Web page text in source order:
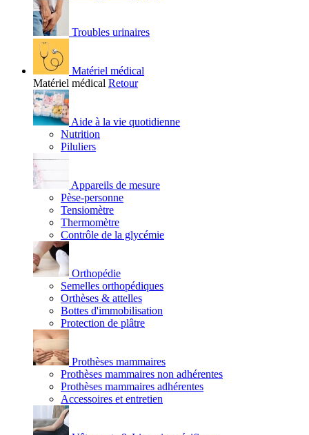
Troubles urinaires
Matériel médical
Matériel médical Retour
Aide à la vie quotidienne
Nutrition
Piluliers
Appareils de mesure
Pèse-personne
Tensiomètre
Thermomètre
Contrôle de la glycémie
Orthopédie
Semelles orthopédiques
Orthèses & attelles
Bottes d'immobilisation
Protection de plâtre
Prothèses mammaires
Prothèses mammaires non adhérentes
Prothèses mammaires adhérentes
Accessoires et entretien